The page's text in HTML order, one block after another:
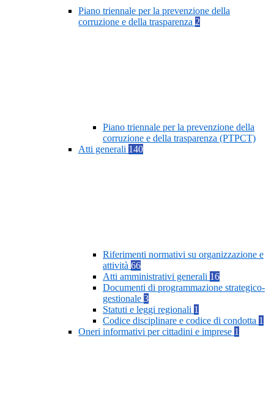
Piano triennale per la prevenzione della
corruzione e della trasparenza 2
Piano triennale per la prevenzione della
corruzione e della trasparenza (PTPCT)
Atti generali 140
Riferimenti normativi su organizzazione e
attività 66
Atti amministrativi generali 16
Documenti di programmazione strategico-
gestionale 3
Statuti e leggi regionali 1
Codice disciplinare e codice di condotta 1
Oneri informativi per cittadini e imprese 1